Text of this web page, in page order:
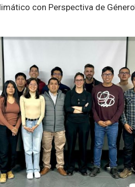
con Perspectiva de